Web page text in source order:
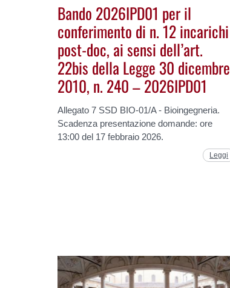
Bando 2026IPD01 per il
conferimento di n. 12 incarichi
post-doc, ai sensi dell’art.
22bis della Legge 30 dicembre
2010, n. 240 – 2026IPD01
Allegato 7 SSD BIO-01/A - Bioingegneria.
Scadenza presentazione domande: ore
13:00 del 17 febbraio 2026.
Leggi